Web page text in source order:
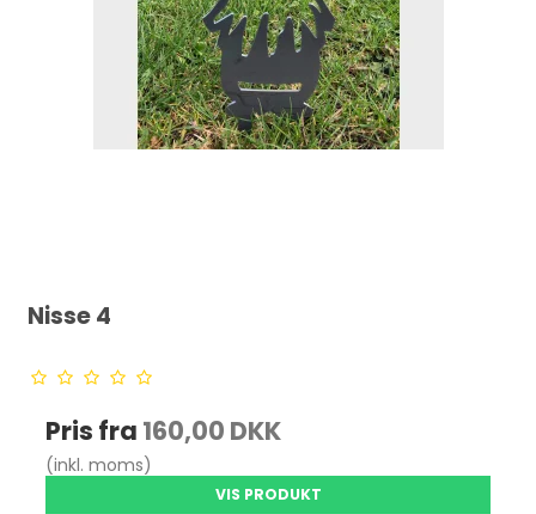
Nisse 4
Pris fra 160,00 DKK
(inkl. moms)
VIS PRODUKT